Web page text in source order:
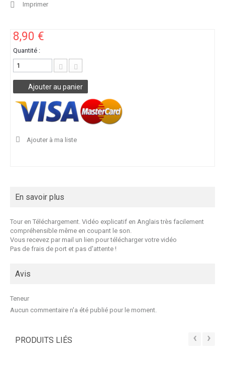
Imprimer
8,90 €
Quantité :
Ajouter au panier
Ajouter à ma liste
En savoir plus
Tour en Téléchargement. Vidéo explicatif en Anglais très facilement
compréhensible même en coupant le son.
Vous recevez par mail un lien pour télécharger votre vidéo
Pas de frais de port et pas d'attente !
Avis
Teneur
Aucun commentaire n'a été publié pour le moment.
PRODUITS LIÉS ‹ ›